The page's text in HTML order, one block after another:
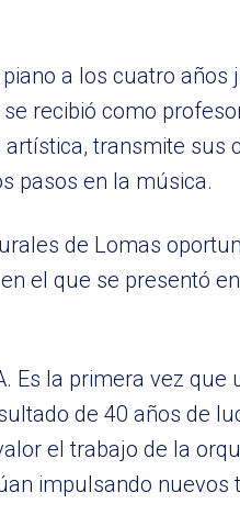
a los cuatro años
recibió como
transmite sus
pasos en la música.
de Lomas
el que se presentó
Es la primera vez que
de 40 años de
el trabajo de la
impulsando nuevos